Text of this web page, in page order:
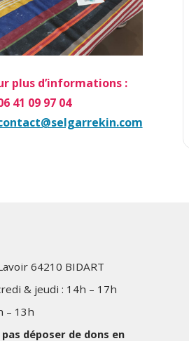
plus d’informations :
41 09 97 04
64210 BIDART
& jeudi : 14h – 17h
– 13h
déposer de dons en